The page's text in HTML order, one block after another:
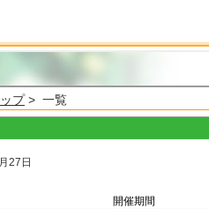
プ> 一覧
27日
開催期間